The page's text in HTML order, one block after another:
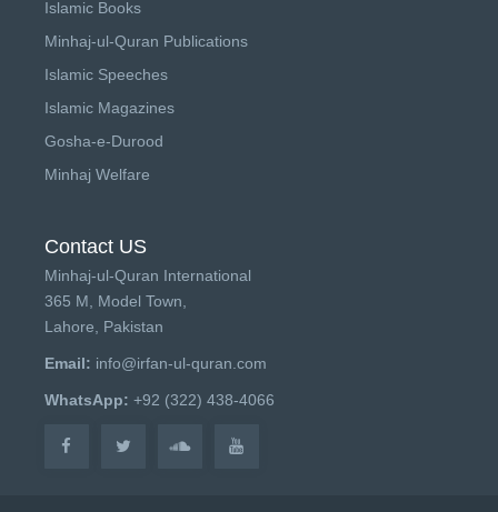
Islamic Books
Minhaj-ul-Quran Publications
Islamic Speeches
Islamic Magazines
Gosha-e-Durood
Minhaj Welfare
Contact US
Minhaj-ul-Quran International
365 M, Model Town,
Lahore, Pakistan
Email: info@irfan-ul-quran.com
WhatsApp: +92 (322) 438-4066